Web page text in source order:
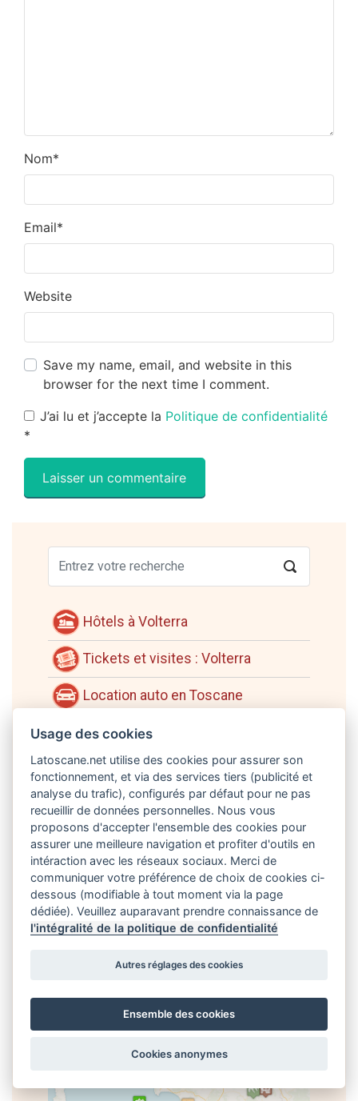
Nom*
Email*
Website
Save my name, email, and website in this
browser for the next time I comment.
J’ai lu et j’accepte la Politique de confidentialité
*
Hôtels à Volterra
Tickets et visites : Volterra
Location auto en Toscane
Réserver un vol pour la Toscane
Sur les réseaux
Carte touristique
Usage des cookies
Latoscane.net utilise des cookies pour assurer son
fonctionnement, et via des services tiers (publicité et
analyse du trafic), configurés par défaut pour ne pas
recueillir de données personnelles. Nous vous
proposons d'accepter l'ensemble des cookies pour
assurer une meilleure navigation et profiter d'outils en
intéraction avec les réseaux sociaux. Merci de
communiquer votre préférence de choix de cookies ci-
dessous (modifiable à tout moment via la page
dédiée). Veuillez auparavant prendre connaissance de
l'intégralité de la politique de confidentialité
Autres réglages des cookies
Ensemble des cookies
Cookies anonymes